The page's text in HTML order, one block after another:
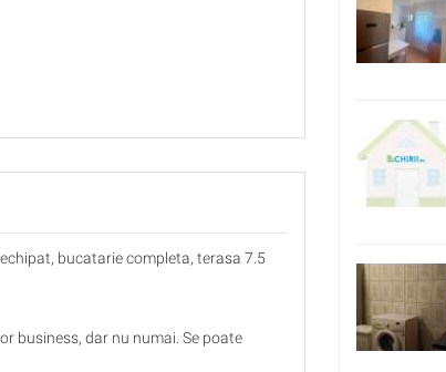
bucatarie completa, terasa 7.5
business, dar nu numai. Se poate